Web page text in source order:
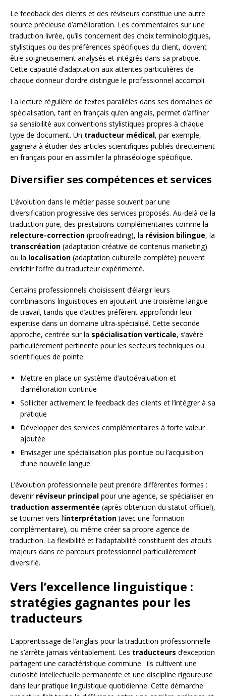
Le feedback des clients et des réviseurs constitue une autre
source précieuse d’amélioration. Les commentaires sur une
traduction livrée, qu’ils concernent des choix terminologiques,
stylistiques ou des préférences spécifiques du client, doivent
être soigneusement analysés et intégrés dans sa pratique.
Cette capacité d’adaptation aux attentes particulières de
chaque donneur d’ordre distingue le professionnel accompli.
La lecture régulière de textes parallèles dans ses domaines de
spécialisation, tant en français qu’en anglais, permet d’affiner
sa sensibilité aux conventions stylistiques propres à chaque
type de document. Un traducteur médical, par exemple,
gagnera à étudier des articles scientifiques publiés directement
en français pour en assimiler la phraséologie spécifique.
Diversifier ses compétences et services
L’évolution dans le métier passe souvent par une
diversification progressive des services proposés. Au-delà de la
traduction pure, des prestations complémentaires comme la
relecture-correction (proofreading), la révision bilingue, la
transcréation (adaptation créative de contenus marketing)
ou la localisation (adaptation culturelle complète) peuvent
enrichir l’offre du traducteur expérimenté.
Certains professionnels choisissent d’élargir leurs
combinaisons linguistiques en ajoutant une troisième langue
de travail, tandis que d’autres préfèrent approfondir leur
expertise dans un domaine ultra-spécialisé. Cette seconde
approche, centrée sur la spécialisation verticale, s’avère
particulièrement pertinente pour les secteurs techniques ou
scientifiques de pointe.
Mettre en place un système d’autoévaluation et
d’amélioration continue
Solliciter activement le feedback des clients et l’intégrer à sa
pratique
Développer des services complémentaires à forte valeur
ajoutée
Envisager une spécialisation plus pointue ou l’acquisition
d’une nouvelle langue
L’évolution professionnelle peut prendre différentes formes :
devenir réviseur principal pour une agence, se spécialiser en
traduction assermentée (après obtention du statut officiel),
se tourner vers l’interprétation (avec une formation
complémentaire), ou même créer sa propre agence de
traduction. La flexibilité et l’adaptabilité constituent des atouts
majeurs dans ce parcours professionnel particulièrement
diversifié.
Vers l’excellence linguistique :
stratégies gagnantes pour les
traducteurs
L’apprentissage de l’anglais pour la traduction professionnelle
ne s’arrête jamais véritablement. Les traducteurs d’exception
partagent une caractéristique commune : ils cultivent une
curiosité intellectuelle permanente et une discipline rigoureuse
dans leur pratique linguistique quotidienne. Cette démarche